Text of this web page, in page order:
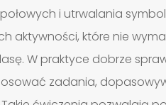
i utrwalania
aktywności, które nie
W praktyce dobrze
zadania,